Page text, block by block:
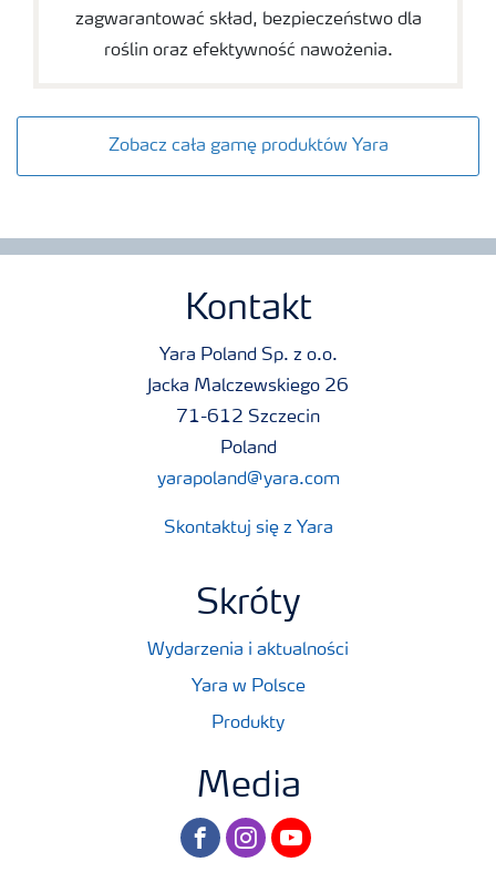
zagwarantować skład, bezpieczeństwo dla
roślin oraz efektywność nawożenia.
Zobacz cała gamę produktów Yara
Kontakt
Yara Poland Sp. z o.o.
Jacka Malczewskiego 26
71-612 Szczecin
Poland
yarapoland@yara.com
Skontaktuj się z Yara
Skróty
Wydarzenia i aktualności
Yara w Polsce
Produkty
Media
facebookinstagram
youtube